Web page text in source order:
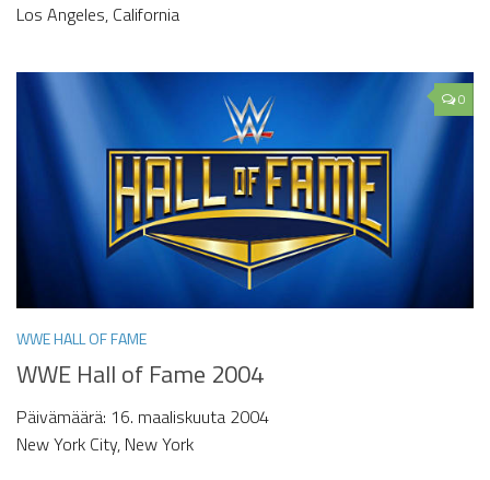
Los Angeles, California
0
WWE HALL OF FAME
WWE Hall of Fame 2004
Päivämäärä: 16. maaliskuuta 2004
New York City, New York